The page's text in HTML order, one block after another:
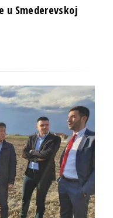
u Smederevskoj